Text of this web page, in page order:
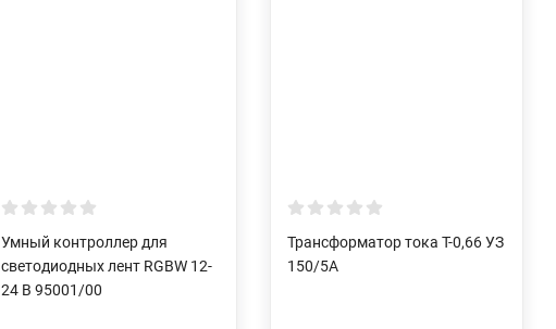
Умный контроллер для
светодиодных лент RGBW 12-
24 В 95001/00
Трансформатор тока Т-0,66 УЗ
150/5А